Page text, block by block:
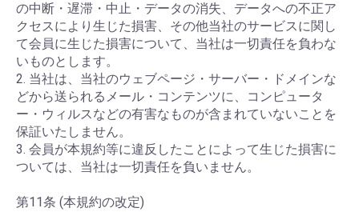
の中断・遅滞・中止・データの消失、データへの不正ア
クセスにより生じた損害、その他当社のサービスに関し
て会員に生じた損害について、当社は一切責任を負わな
いものとします。
2. 当社は、当社のウェブページ・サーバー・ドメインな
どから送られるメール・コンテンツに、コンピュータ
ー・ウィルスなどの有害なものが含まれていないことを
保証いたしません。
3. 会員が本規約等に違反したことによって生じた損害に
ついては、当社は一切責任を負いません。
第11条 (本規約の改定)